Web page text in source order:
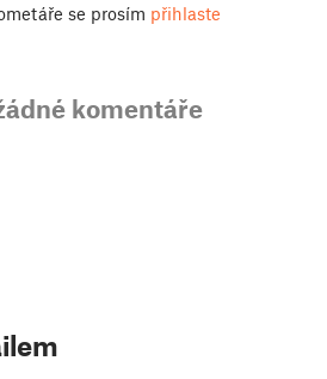
se prosím přihlaste
komentáře